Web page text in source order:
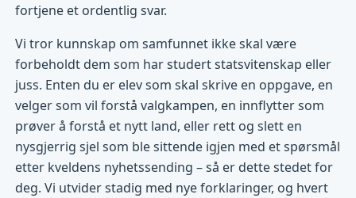
fortjene et ordentlig svar.
Vi tror kunnskap om samfunnet ikke skal være
forbeholdt dem som har studert statsvitenskap eller
juss. Enten du er elev som skal skrive en oppgave, en
velger som vil forstå valgkampen, en innflytter som
prøver å forstå et nytt land, eller rett og slett en
nysgjerrig sjel som ble sittende igjen med et spørsmål
etter kveldens nyhetssending – så er dette stedet for
deg. Vi utvider stadig med nye forklaringer, og hvert